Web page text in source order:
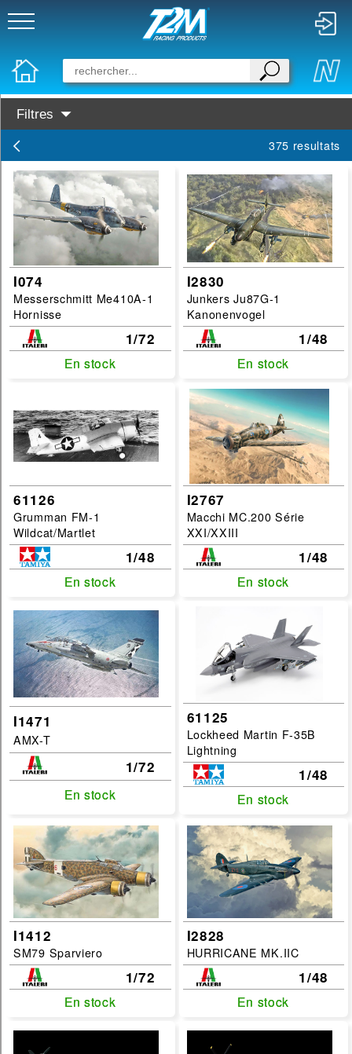
Filtres
En Stock
Prochainement dispo
Marques :
Tamiya
Dragon
Categories :
avion
1/12
1/32
1/48
filtrer
375 resultats
I074
Messerschmitt Me410A-1
Hornisse
1/72
En stock
En stock
I2830
Junkers Ju87G-1
Kanonenvogel
1/48
En stock
En stock
61126
Grumman FM-1
Wildcat/Martlet
1/48
En stock
En stock
I2767
Macchi MC.200 Série
XXI/XXIII
1/48
En stock
En stock
I1471
AMX-T
1/72
En stock
En stock
61125
Lockheed Martin F-35B
Lightning
1/48
En stock
En stock
I1412
SM79 Sparviero
1/72
En stock
En stock
I2828
HURRICANE MK.IIC
1/48
En stock
En stock